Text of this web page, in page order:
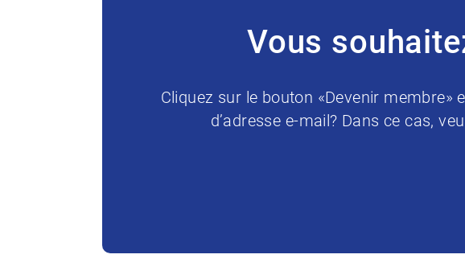
Vous
Cliquez sur le bouton «Devenir membre»
d’adresse e-mail? Dans ce cas,